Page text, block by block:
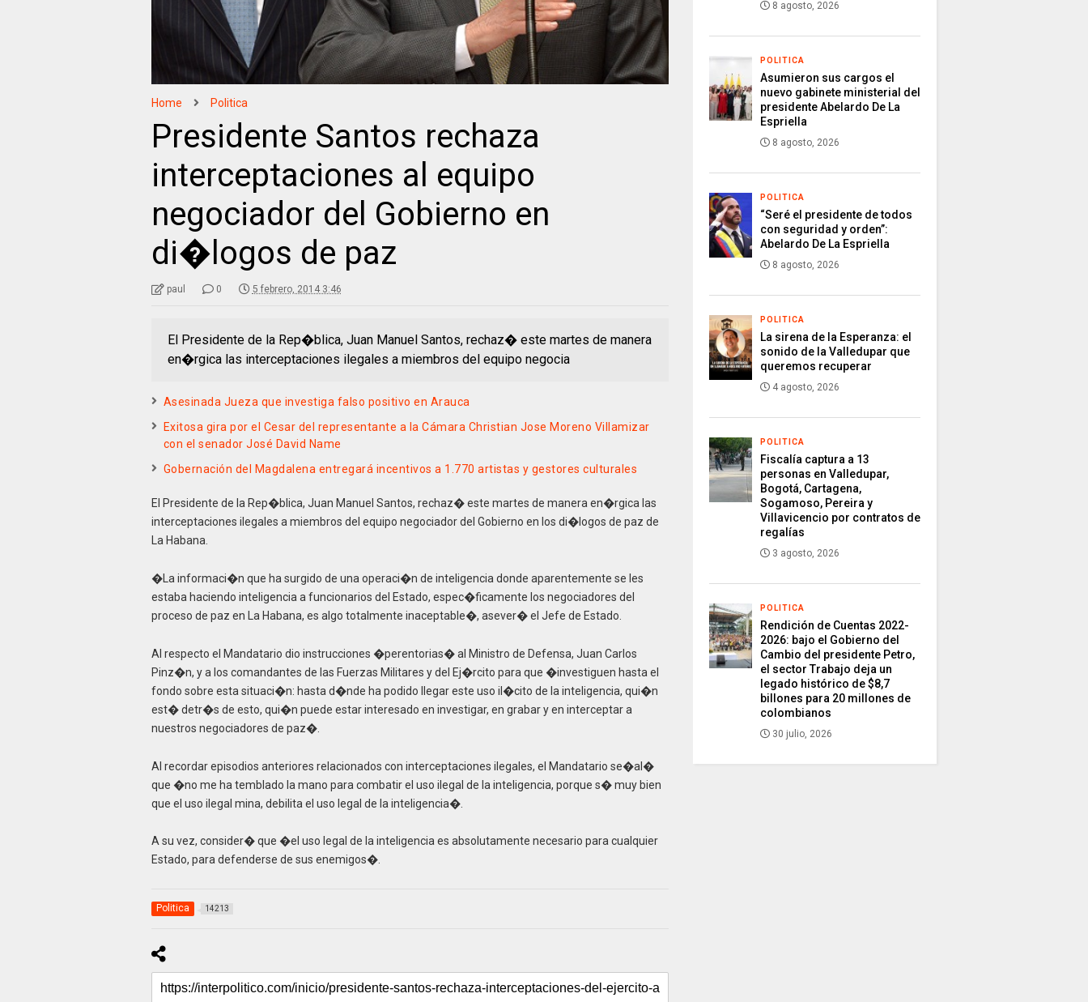
Home Politica
Presidente Santos rechaza
interceptaciones al equipo
negociador del Gobierno en
di�logos de paz
paul 0 5 febrero, 2014 3:46
El Presidente de la Rep�blica, Juan Manuel Santos, rechaz� este martes de manera
en�rgica las interceptaciones ilegales a miembros del equipo negocia
Asesinada Jueza que investiga falso positivo en Arauca
Exitosa gira por el Cesar del representante a la Cámara Christian Jose Moreno Villamizar
con el senador José David Name
Gobernación del Magdalena entregará incentivos a 1.770 artistas y gestores culturales
El Presidente de la Rep�blica, Juan Manuel Santos, rechaz� este martes de manera en�rgica las
interceptaciones ilegales a miembros del equipo negociador del Gobierno en los di�logos de paz de
La Habana.
�La informaci�n que ha surgido de una operaci�n de inteligencia donde aparentemente se les
estaba haciendo inteligencia a funcionarios del Estado, espec�ficamente los negociadores del
proceso de paz en La Habana, es algo totalmente inaceptable�, asever� el Jefe de Estado.
Al respecto el Mandatario dio instrucciones �perentorias� al Ministro de Defensa, Juan Carlos
Pinz�n, y a los comandantes de las Fuerzas Militares y del Ej�rcito para que �investiguen hasta el
fondo sobre esta situaci�n: hasta d�nde ha podido llegar este uso il�cito de la inteligencia, qui�n
est� detr�s de esto, qui�n puede estar interesado en investigar, en grabar y en interceptar a
nuestros negociadores de paz�.
Al recordar episodios anteriores relacionados con interceptaciones ilegales, el Mandatario se�al�
que �no me ha temblado la mano para combatir el uso ilegal de la inteligencia, porque s� muy bien
que el uso ilegal mina, debilita el uso legal de la inteligencia�.
A su vez, consider� que �el uso legal de la inteligencia es absolutamente necesario para cualquier
Estado, para defenderse de sus enemigos�.
Politica 14213
8 agosto, 2026
POLITICA
Asumieron sus cargos el
nuevo gabinete ministerial del
presidente Abelardo De La
Espriella
8 agosto, 2026
POLITICA
“Seré el presidente de todos
con seguridad y orden”:
Abelardo De La Espriella
8 agosto, 2026
POLITICA
La sirena de la Esperanza: el
sonido de la Valledupar que
queremos recuperar
4 agosto, 2026
POLITICA
Fiscalía captura a 13
personas en Valledupar,
Bogotá, Cartagena,
Sogamoso, Pereira y
Villavicencio por contratos de
regalías
3 agosto, 2026
POLITICA
Rendición de Cuentas 2022-
2026: bajo el Gobierno del
Cambio del presidente Petro,
el sector Trabajo deja un
legado histórico de $8,7
billones para 20 millones de
colombianos
30 julio, 2026